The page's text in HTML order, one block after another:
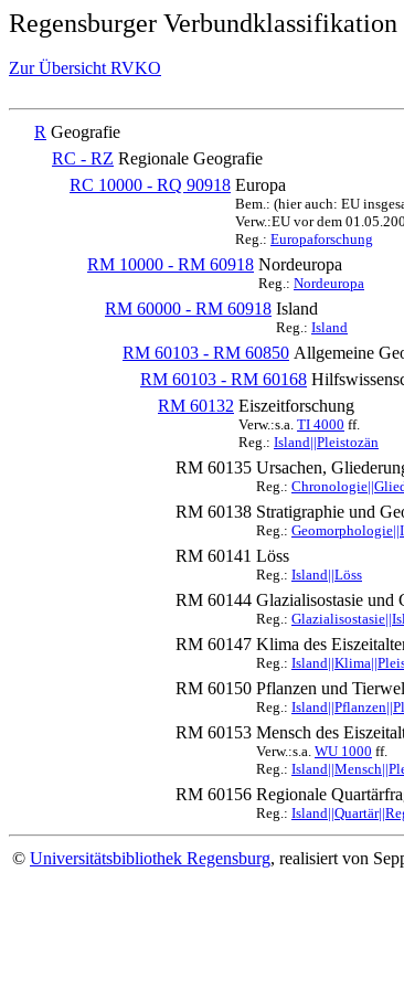
Regensburger Verbundklassifikation
Zur Übersicht RVKO
R Geografie
RC - RZ Regionale Geografie
RC 10000 - RQ 90918 Europa
Bem.: (hier auch: EU
Verw.:EU vor dem
Reg.: Europaforschung
RM 10000 - RM 60918 Nordeuropa
Reg.: Nordeuropa
RM 60000 - RM 60918 Island
Reg.: Island
RM 60103 - RM 60850 Allgemeine
RM 60103 - RM 60168
RM 60132 Eiszeitforschung
Verw.:s.a. TI 4000 ff.
Reg.: Island||Pleistozän
RM 60135 Ursachen,
Reg.:
RM 60138 Stratigraphie und
Reg.:
RM 60141 Löss
Reg.: Island||Löss
RM 60144 Glazialisostasie und
Reg.:
RM 60147 Klima des
Reg.:
RM 60150 Pflanzen und
Reg.:
RM 60153 Mensch des
Verw.:s.a. WU 1000 ff.
Reg.:
RM 60156 Regionale
Reg.:
© Universitätsbibliothek Regensburg, realisiert von